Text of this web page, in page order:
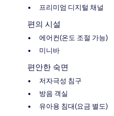
프리미엄 디지털 채널
편의 시설
에어컨(온도 조절 가능)
미니바
편안한 숙면
저자극성 침구
방음 객실
유아용 침대(요금 별도)